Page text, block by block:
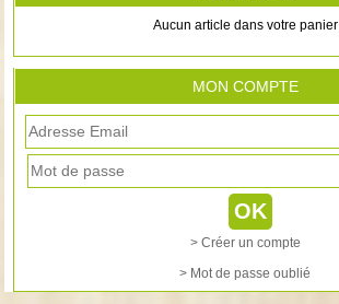
Aucun article dans votre panier
MON COMPTE
> Créer un compte
> Mot de passe oublié